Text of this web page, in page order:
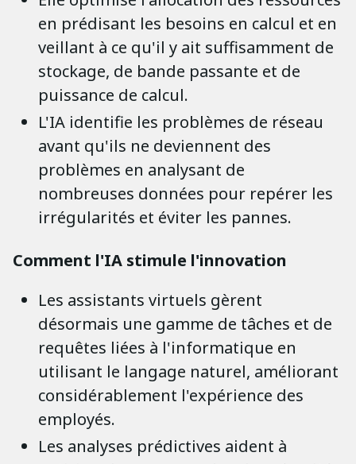
en prédisant les besoins en calcul et en
veillant à ce qu'il y ait suffisamment de
stockage, de bande passante et de
puissance de calcul.
L'IA identifie les problèmes de réseau
avant qu'ils ne deviennent des
problèmes en analysant de
nombreuses données pour repérer les
irrégularités et éviter les pannes.
Comment l'IA stimule l'innovation
Les assistants virtuels gèrent
désormais une gamme de tâches et de
requêtes liées à l'informatique en
utilisant le langage naturel, améliorant
considérablement l'expérience des
employés.
Les analyses prédictives aident à